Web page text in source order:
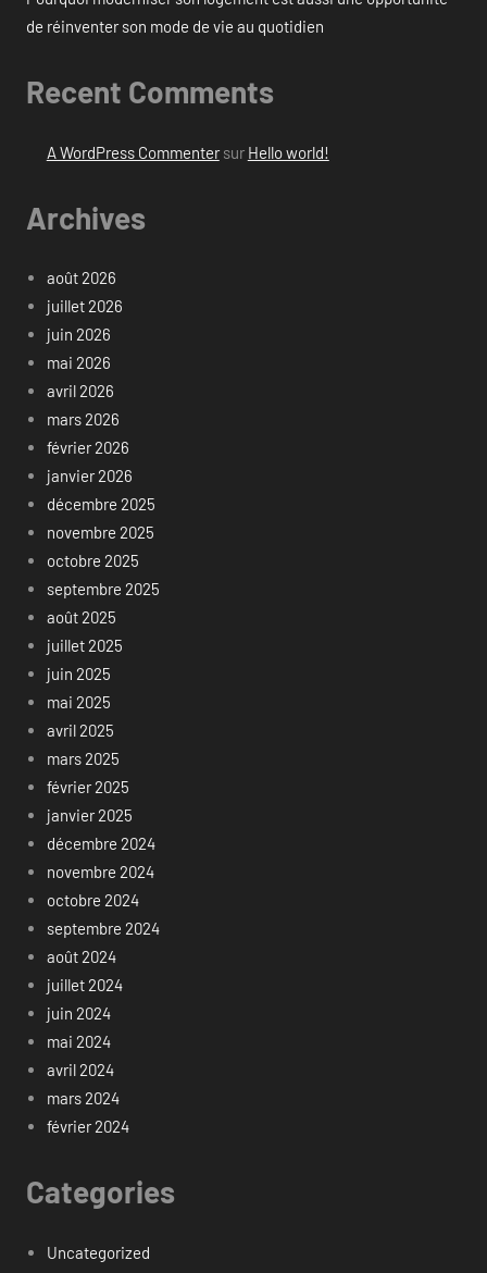
de réinventer son mode de vie au quotidien
Recent Comments
A WordPress Commentersur Hello world!
Archives
août 2026
juillet 2026
juin 2026
mai 2026
avril 2026
mars 2026
février 2026
janvier 2026
décembre 2025
novembre 2025
octobre 2025
septembre 2025
août 2025
juillet 2025
juin 2025
mai 2025
avril 2025
mars 2025
février 2025
janvier 2025
décembre 2024
novembre 2024
octobre 2024
septembre 2024
août 2024
juillet 2024
juin 2024
mai 2024
avril 2024
mars 2024
février 2024
Categories
Uncategorized